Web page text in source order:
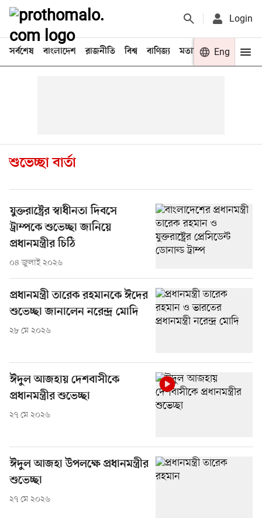
Login
সর্বশেষ বাংলাদেশ রাজনীতি বিশ্ব বাণিজ্য মতামত খেলা
Eng
শুভেচ্ছা বার্তা
যুক্তরাষ্ট্রের স্বাধীনতা দিবসে
ট্রাম্পকে শুভেচ্ছা জানিয়ে
প্রধানমন্ত্রীর চিঠি
০৪ জুলাই ২০২৬
প্রধানমন্ত্রী তারেক রহমানকে ঈদের
শুভেচ্ছা জানালেন নরেন্দ্র মোদি
২৮ মে ২০২৬
ঈদুল আজহায় দেশবাসীকে
প্রধানমন্ত্রীর শুভেচ্ছা
২৭ মে ২০২৬
ঈদুল আজহা উপলক্ষে প্রধানমন্ত্রীর
শুভেচ্ছা
২৭ মে ২০২৬